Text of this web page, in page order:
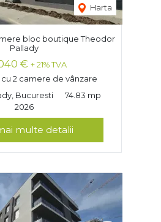
Harta
bloc boutique Theodor
Pallady
€ + 21% TVA
2 camere de vânzare
Bucuresti
74.83 mp
2026
multe detalii